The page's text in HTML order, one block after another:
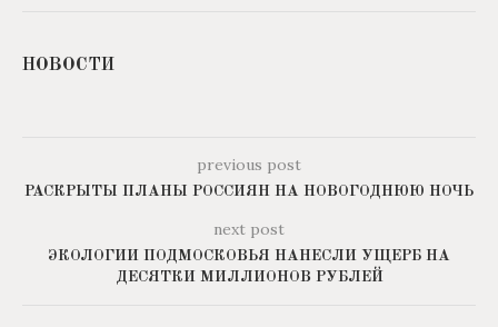
НОВОСТИ
previous post
РАСКРЫТЫ ПЛАНЫ РОССИЯН НА НОВОГОДНЮЮ НОЧЬ
next post
ЭКОЛОГИИ ПОДМОСКОВЬЯ НАНЕСЛИ УЩЕРБ НА
ДЕСЯТКИ МИЛЛИОНОВ РУБЛЕЙ